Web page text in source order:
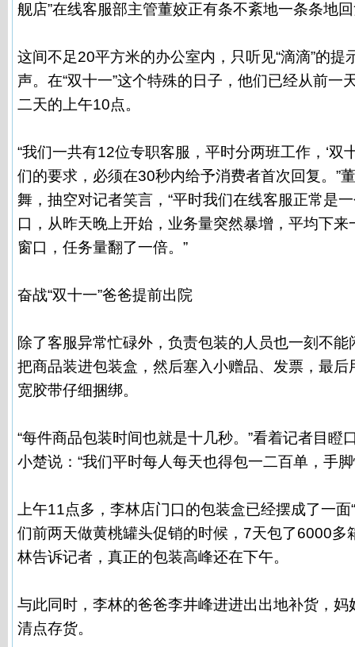
舰店”在线客服部主管董姣正有条不紊地一条条地
这间不足20平方米的办公室内，只听见“滴滴”的提
声。在“双十一”这个特殊的日子，他们已经从前一
二天的上午10点。
“我们一共有12位专职客服，平时分两班工作，‘双
们的要求，必须在30秒内给予消费者首次回复。”
舞，抽空对记者笑言，“平时我们在线客服正常是
口，从昨天晚上开始，业务量突然暴增，平均下
窗口，任务量翻了一倍。”
奋战“双十一”爸爸提前出院
除了客服异常忙碌外，负责包装的人员也一刻不
把商品装进包装盒，然后塞入小赠品、发票，最后
宽胶带仔细捆绑。
“每件商品包装时间也就是十几秒。”看着记者目瞪
小楚说：“我们平时每人每天也得包一二百单，手
上午11点多，李林店门口的包装盒已经摆成了一面
们前两天做黄桃罐头促销的时候，7天包了6000多
林告诉记者，真正的包装高峰还在下午。
与此同时，李林的爸爸李井峰进进出出地补货，妈
清点存货。